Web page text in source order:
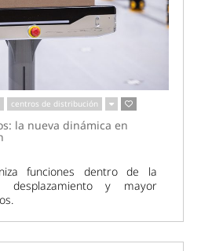
centros de distribución
la nueva dinámica en
funciones dentro de la
desplazamiento y mayor